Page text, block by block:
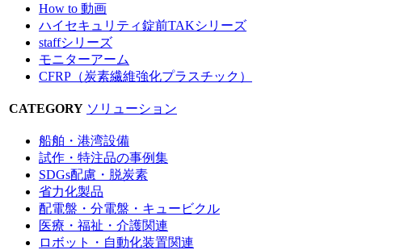
How to 動画
ハイセキュリティ錠前TAKシリーズ
staffシリーズ
モニターアーム
CFRP（炭素繊維強化プラスチック）
CATEGORY ソリューション
船舶・港湾設備
試作・特注品の事例集
SDGs配慮・脱炭素
省力化製品
配電盤・分電盤・キュービクル
医療・福祉・介護関連
ロボット・自動化装置関連